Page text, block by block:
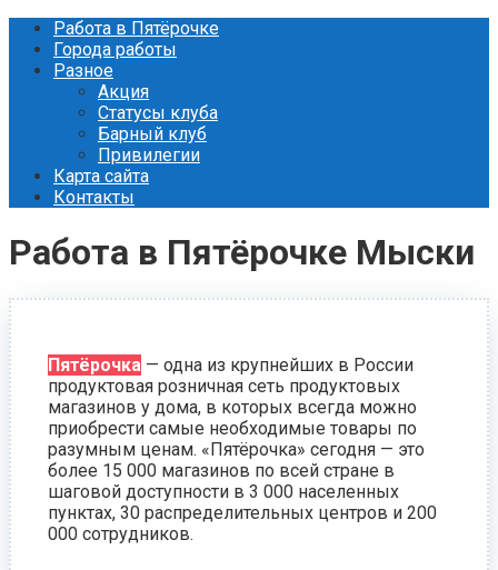
Перейти
контенту
Работа в Пятёрочке
Города работы
Разное
Акция
Статусы клуба
Барный клуб
Привилегии
Карта сайта
Контакты
Работа в Пятёрочке Мыски
Пятёрочка — одна из крупнейших в России
продуктовая розничная сеть продуктовых
магазинов у дома, в которых всегда можно
приобрести самые необходимые товары по
разумным ценам. «Пятёрочка» сегодня — это
более 15 000 магазинов по всей стране в
шаговой доступности в 3 000 населенных
пунктах, 30 распределительных центров и 200
000 сотрудников.